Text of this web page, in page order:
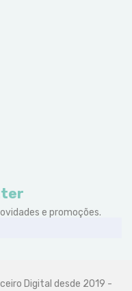
e promoções.
Digital desde 2019 -